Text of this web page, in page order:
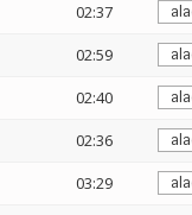
02:37
02:59
02:40
02:36
03:29